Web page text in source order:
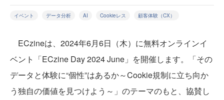
イベント データ分析 AI Cookieレス 顧客体験（CX）
ECzineは、2024年6月6日（木）に無料オンラインイ
ベント「ECzine Day 2024 June」を開催します。「その
データと体験に“個性”はあるか～Cookie規制に立ち向か
う独自の価値を見つけよう～」のテーマのもと、協賛し